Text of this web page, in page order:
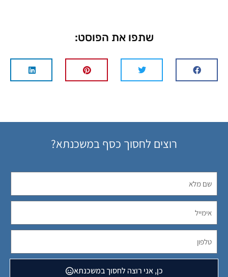
שתפו את הפוסט:
רוצים לחסוך כסף במשכנתא?
כן, אני רוצה לחסוך במשכנתא